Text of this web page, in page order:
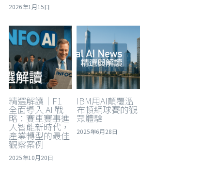
2026年1月15日
精選解讀｜F1
全面導入 AI 戰
略：賽車賽事進
入智能新時代，
產業轉型的最佳
觀察案例
2025年10月20日
IBM用AI顛覆溫
布頓網球賽的觀
眾體驗
2025年6月28日